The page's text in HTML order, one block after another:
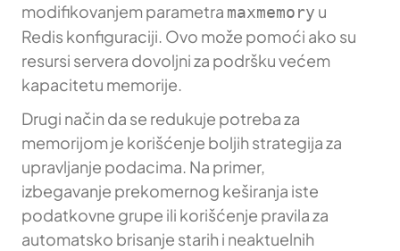
modifikovanjem parametra maxmemory u
Redis konfiguraciji. Ovo može pomoći ako su
resursi servera dovoljni za podršku većem
kapacitetu memorije.
Drugi način da se redukuje potreba za
memorijom je korišćenje boljih strategija za
upravljanje podacima. Na primer,
izbegavanje prekomernog keširanja iste
podatkovne grupe ili korišćenje pravila za
automatsko brisanje starih i neaktuelnih